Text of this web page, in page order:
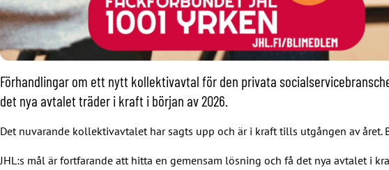
Förhandlingar om ett nytt kollektivavtal för den privata
det nya avtalet träder i kraft i början av 2026.
Det nuvarande kollektivavtalet har sagts upp och är i kraft tills utgången av
JHL:s mål är fortfarande att hitta en gemensam lösning och få det nya avtalet i